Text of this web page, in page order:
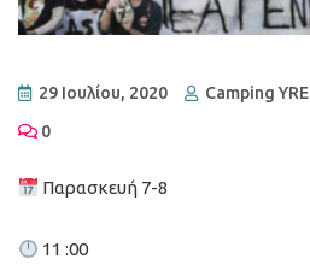
29 Ιουλίου, 2020 Camping YRE
0
Παρασκευή 7-8
11 :00